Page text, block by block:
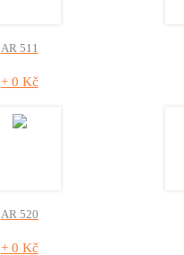
AR 511
+ 0 Kč
AR 520
+ 0 Kč